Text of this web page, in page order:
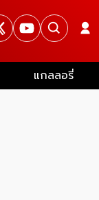
แกลลอรี่